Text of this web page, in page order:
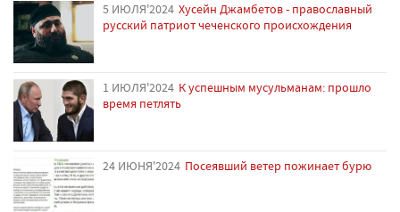
5 ИЮЛЯ'2024 Хусейн Джамбетов - православный
русский патриот чеченского происхождения
1 ИЮЛЯ'2024 К успешным мусульманам: прошло
время петлять
24 ИЮНЯ'2024 Посеявший ветер пожинает бурю